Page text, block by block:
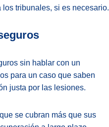
tribunales, si es necesario.
sin hablar con un
para un caso que saben
justa por las lesiones.
se cubran más que sus